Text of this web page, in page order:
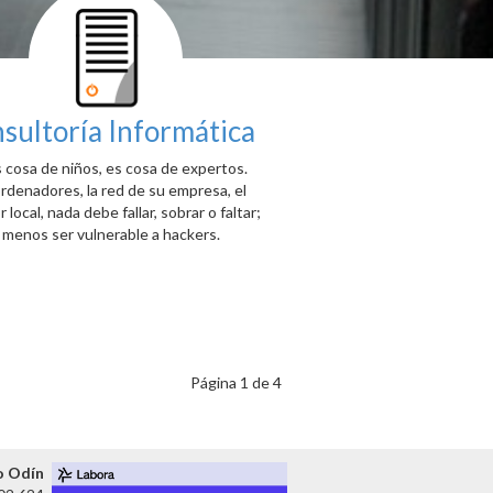
Informática
cosa de niños, es cosa de expertos.
la red de su empresa, el
local, nada debe fallar, sobrar o faltar;
ser vulnerable a hackers.
Página 1 de 4
Odín